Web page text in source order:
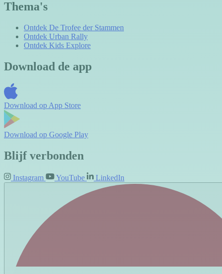
Thema's
Ontdek De Trofee der Stammen
Ontdek Urban Rally
Ontdek Kids Explore
Download de app
Download op App Store
Download op Google Play
Blijf verbonden
Instagram YouTube LinkedIn